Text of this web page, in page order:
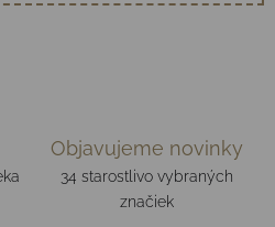
Objavujeme novinky
34 starostlivo vybraných
značiek